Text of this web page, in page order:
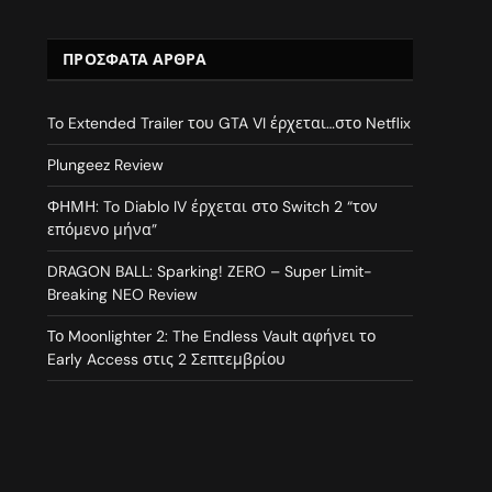
ΠΡΌΣΦΑΤΑ ΆΡΘΡΑ
To Extended Trailer του GTA VI έρχεται…στο Netflix
Plungeez Review
ΦΗΜΗ: To Diablo IV έρχεται στο Switch 2 “τον
επόμενο μήνα”
DRAGON BALL: Sparking! ZERO – Super Limit-
Breaking NEO Review
Το Moonlighter 2: The Endless Vault αφήνει το
Early Access στις 2 Σεπτεμβρίου